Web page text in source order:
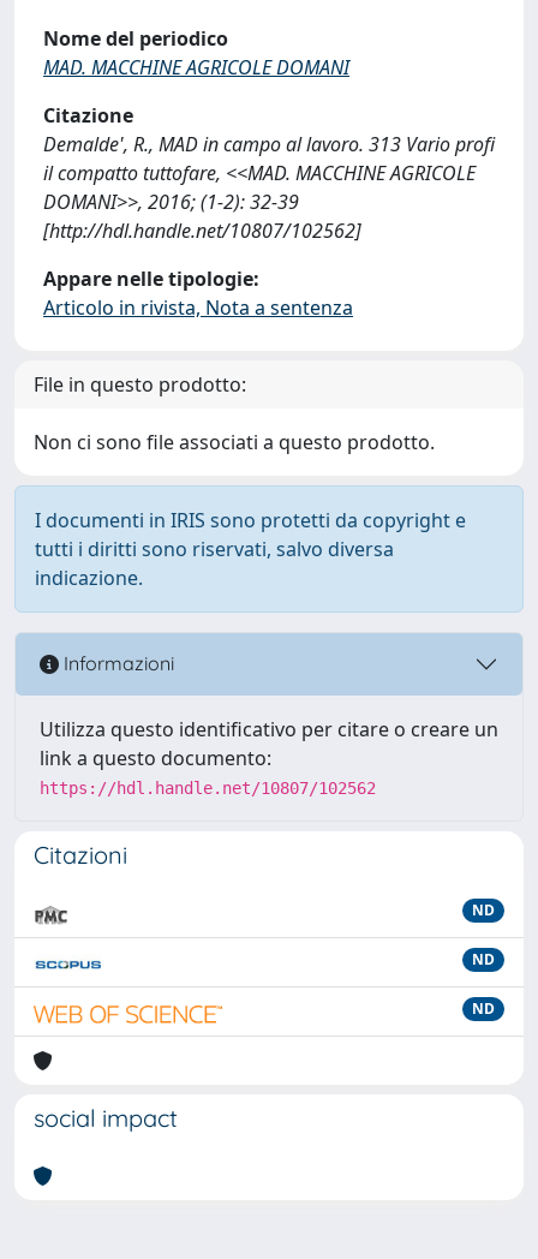
Nome del periodico
MAD. MACCHINE AGRICOLE DOMANI
Citazione
Demalde', R., MAD in campo al lavoro. 313 Vario profi
il compatto tuttofare, <<MAD. MACCHINE AGRICOLE
DOMANI>>, 2016; (1-2): 32-39
[http://hdl.handle.net/10807/102562]
Appare nelle tipologie:
Articolo in rivista, Nota a sentenza
File in questo prodotto:
Non ci sono file associati a questo prodotto.
I documenti in IRIS sono protetti da copyright e
tutti i diritti sono riservati, salvo diversa
indicazione.
Informazioni
Utilizza questo identificativo per citare o creare un
link a questo documento:
https://hdl.handle.net/10807/102562
Citazioni
ND
ND
ND
social impact